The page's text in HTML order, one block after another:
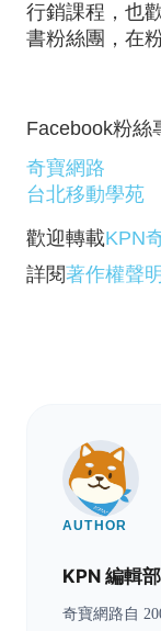
行銷課程，也
書粉絲團，在
Facebook粉絲
奇寶網路
台北移動學苑
歡迎轉載KPN
詳閱著作權聲明
AUTHOR
KPN 編輯部
奇寶網路自